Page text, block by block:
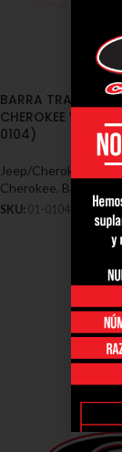
BARRA TRACK
CHEROKEE WJ
0104)
Jeep/Cherokee
Cherokee Barras
SKU: 01-0104